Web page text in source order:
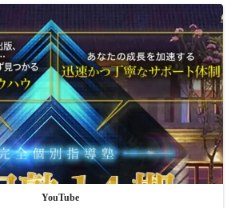
YouTube